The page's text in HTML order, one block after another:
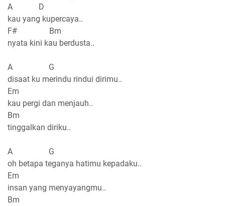
A D
kau yang kupercaya..
F# Bm
nyata kini kau berdusta..
A G
disaat ku merindu rindui dirimu..
Em
kau pergi dan menjauh..
Bm
tinggalkan diriku..
A G
oh betapa teganya hatimu kepadaku..
Em
insan yang menyayangmu..
Bm